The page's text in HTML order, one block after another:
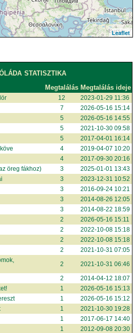
Leaflet
statisztika
Megtalálás Megtalálás ideje
12
2023-01-29 11:36
7
2026-05-16 15:14
5
2026-05-16 14:55
5
2021-10-30 09:58
5
2017-04-01 16:14
4
2019-04-07 10:20
4
2017-09-30 20:16
öreg fákhoz) 3
2025-01-01 13:43
3
2023-12-31 10:52
3
2016-09-24 10:21
3
2014-08-26 12:05
3
2014-08-22 18:59
2
2026-05-16 15:11
2
2022-10-08 15:18
2
2022-10-08 15:18
2
2021-10-31 07:05
2
2021-10-31 06:46
2
2014-04-12 18:07
1
2026-05-16 15:13
1
2026-05-16 15:12
1
2021-10-30 19:28
1
2017-06-17 14:40
1
2012-09-08 20:30